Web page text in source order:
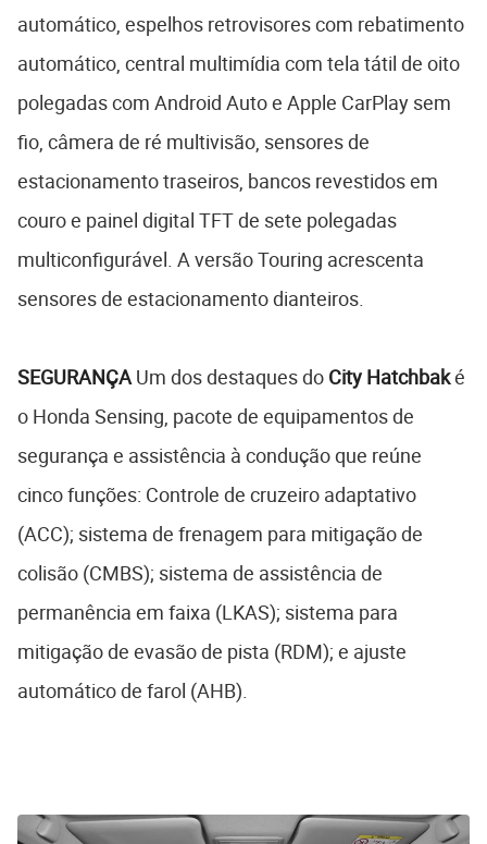
automático, espelhos retrovisores com rebatimento
automático, central multimídia com tela tátil de oito
polegadas com Android Auto e Apple CarPlay sem
fio, câmera de ré multivisão, sensores de
estacionamento traseiros, bancos revestidos em
couro e painel digital TFT de sete polegadas
multiconfigurável. A versão Touring acrescenta
sensores de estacionamento dianteiros.
SEGURANÇAUm dos destaques do City Hatchbaké
o Honda Sensing, pacote de equipamentos de
segurança e assistência à condução que reúne
cinco funções: Controle de cruzeiro adaptativo
(ACC); sistema de frenagem para mitigação de
colisão (CMBS); sistema de assistência de
permanência em faixa (LKAS); sistema para
mitigação de evasão de pista (RDM); e ajuste
automático de farol (AHB).